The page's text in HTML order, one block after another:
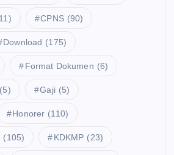
CPNS (90)
Download (175)
Format Dokumen (6)
(5) Gaji (5)
Honorer (110)
(105) KDKMP (23)